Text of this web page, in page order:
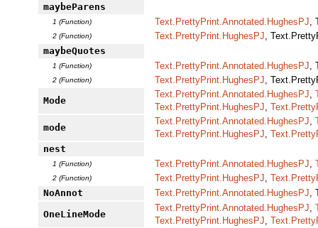
maybeParens
1 (Function) Text.PrettyPrint.Annotated.HughesPJ
2 (Function) Text.PrettyPrint.HughesPJ ,
maybeQuotes
1 (Function) Text.PrettyPrint.Annotated.HughesPJ
2 (Function) Text.PrettyPrint.HughesPJ ,
Mode
Text.PrettyPrint.Annotated.HughesPJ
Text.PrettyPrint.HughesPJ
mode
Text.PrettyPrint.Annotated.HughesPJ
Text.PrettyPrint.HughesPJ
nest
1 (Function) Text.PrettyPrint.Annotated.HughesPJ
2 (Function) Text.PrettyPrint.HughesPJ
NoAnnot
Text.PrettyPrint.Annotated.HughesPJ
OneLineMode
Text.PrettyPrint.Annotated.HughesPJ
Text.PrettyPrint.HughesPJ